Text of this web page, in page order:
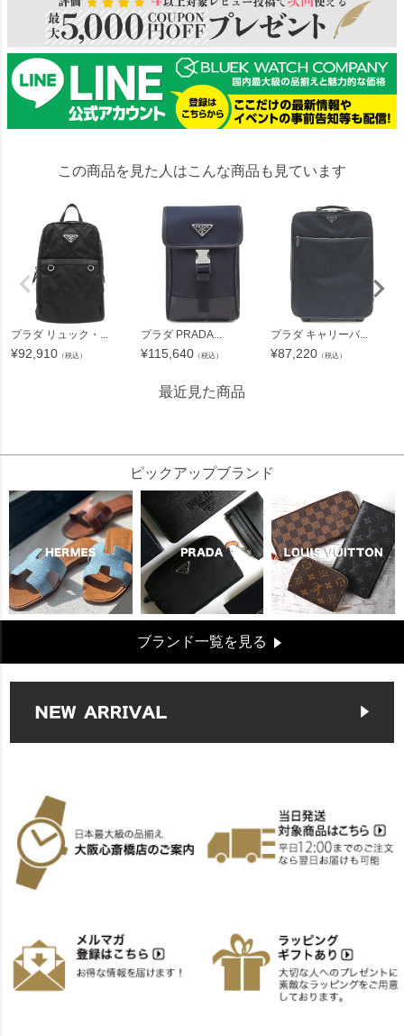
この商品を見た人はこんな商品も見ています
プラダ リュック・...
¥92,910 （税込）
プラダ PRADA...
¥115,640 （税込）
プラダ キャリーバ...
¥87,220 （税込）
最近見た商品
ピックアップブランド
ブランド一覧を見る